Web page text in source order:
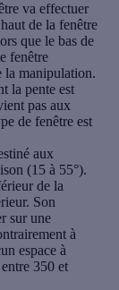
va effectuer
de la fenêtre
que le bas de
fenêtre
la manipulation.
la pente est
pas aux
de fenêtre est
aux
(15 à 55°).
de la
Son
sur une
à
espace à
350 et